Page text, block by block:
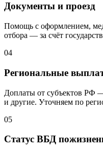
Документы и проезд
Помощь с оформлением,
отбора — за счёт
04
Региональные
Доплаты от субъектов
и другие. Уточняем по
05
Статус ВБД